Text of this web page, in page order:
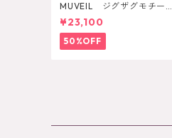
MUVEIL ジグザグモチーフ
スカート
¥23,100
50%OFF